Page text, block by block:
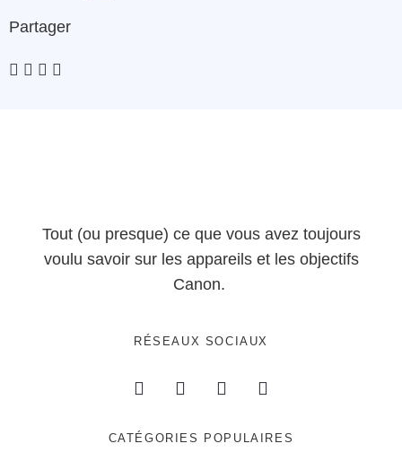
Partager
Tout (ou presque) ce que vous avez toujours
voulu savoir sur les appareils et les objectifs
Canon.
RÉSEAUX SOCIAUX
CATÉGORIES POPULAIRES